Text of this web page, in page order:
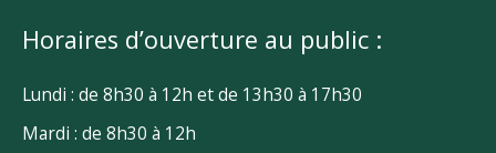
Horaires d’ouverture au public :
Lundi : de 8h30 à 12h et de 13h30 à 17h30
Mardi : de 8h30 à 12h